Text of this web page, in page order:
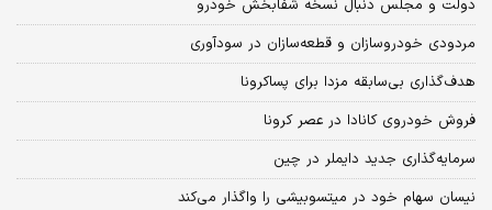
دولت و مجلس دنبال نسخه شفابخش خودرو
مردودی خودروسازان و قطعه‌سازان در سودآوری
هدف‌گذاری بی‌سابقه مزدا برای پساکرونا
فروش خودروی کانادا در عصر کرونا
سرمایه‌گذاری جدید دایملر در چین
نیسان سهام خود در میتسوبیشی را واگذار می‌کند